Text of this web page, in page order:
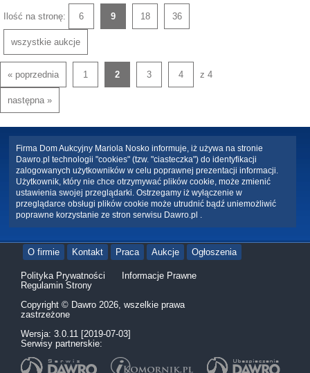
Ilość na stronę: 6 9 18 36
wszystkie aukcje
« poprzednia 1 2 3 4 z 4
następna »
Firma Dom Aukcyjny Mariola Nosko informuje, iż używa na stronie
Dawro.pl technologii "cookies" (tzw. "ciasteczka") do identyfikacji
zalogowanych użytkowników w celu poprawnej prezentacji informacji.
Użytkownik, który nie chce otrzymywać plików cookie, może zmienić
ustawienia swojej przeglądarki. Ostrzegamy iż wyłączenie w
przeglądarce obsługi plików cookie może utrudnić bądź uniemożliwić
poprawne korzystanie ze stron serwisu Dawro.pl .
O firmie Kontakt Praca Aukcje Ogłoszenia
Polityka Prywatności
Informacje Prawne
Regulamin Strony
Copyright © Dawro 2026, wszelkie prawa
zastrzeżone
Wersja: 3.0.11 [2019-07-03]
Serwisy partnerskie: